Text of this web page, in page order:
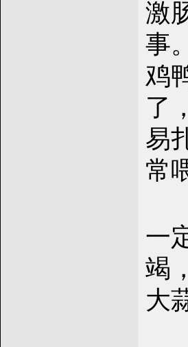
激
事。
鸡
了
易
常
一
竭
大